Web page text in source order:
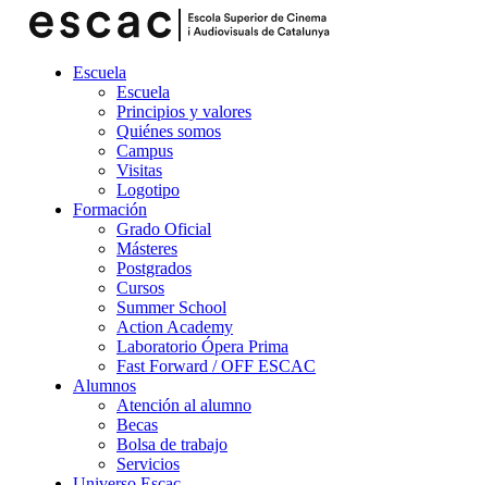
Escuela
Escuela
Principios y valores
Quiénes somos
Campus
Visitas
Logotipo
Formación
Grado Oficial
Másteres
Postgrados
Cursos
Summer School
Action Academy
Laboratorio Ópera Prima
Fast Forward / OFF ESCAC
Alumnos
Atención al alumno
Becas
Bolsa de trabajo
Servicios